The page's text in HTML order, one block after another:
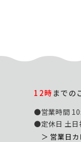
12時までの
●営業時間
●定休日 土日
＞ 営業日